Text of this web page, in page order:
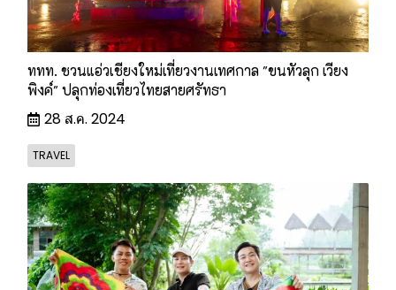
ททท. ชวนแอ่วเชียงใหม่เที่ยวงานเทศกาล "ขนหัวลุก เวียง
พิงค์" ปลุกท่องเที่ยวไทยสายศรัทธา
28 ส.ค. 2024
TRAVEL